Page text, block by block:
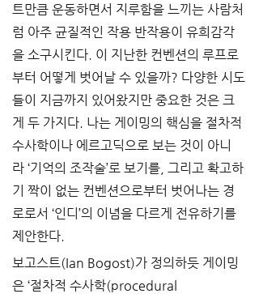
트만큼 운동하면서 지루함을 느끼는 사람처
럼 아주 균질적인 작용 반작용이 유희감각
을 소구시킨다. 이 지난한 컨벤션의 루프로
부터 어떻게 벗어날 수 있을까? 다양한 시도
들이 지금까지 있어왔지만 중요한 것은 크
게 두 가지다. 나는 게이밍의 핵심을 절차적
수사학이나 에르고딕으로 보는 것이 아니
라 ‘기억의 조작술’로 보기를, 그리고 확고하
기 짝이 없는 컨벤션으로부터 벗어나는 경
로로서 ‘인디’의 이념을 다르게 전유하기를
제안한다.
보고스트(Ian Bogost)가 정의하듯 게이밍
은 ‘절차적 수사학(procedural